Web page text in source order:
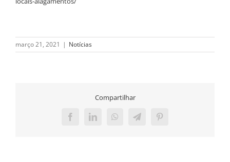
março 21, 2021 | Notícias
Compartilhar
FacebookLinkedInWhatsAppTelegramPinterest